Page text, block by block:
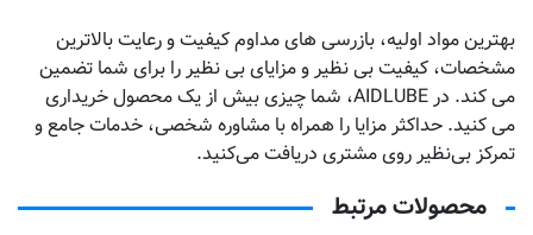
بهترین مواد اولیه، بازرسی های مداوم کیفیت و رعایت بالاترین
مشخصات، کیفیت بی نظیر و مزایای بی نظیر را برای شما تضمین
می کند. در AIDLUBE، شما چیزی بیش از یک محصول خریداری
می کنید. حداکثر مزایا را همراه با مشاوره شخصی، خدمات جامع و
تمرکز بی‌نظیر روی مشتری دریافت می‌کنید.
محصولات مرتبط